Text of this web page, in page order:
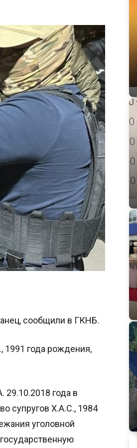
сообщили в ГКНБ.
1991 года рождения,
года в
супругов Х.А.С., 1984
уголовной